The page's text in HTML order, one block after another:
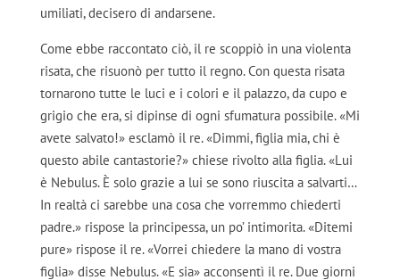
umiliati, decisero di andarsene.
Come ebbe raccontato ciò, il re scoppiò in una violenta
risata, che risuonò per tutto il regno. Con questa risata
tornarono tutte le luci e i colori e il palazzo, da cupo e
grigio che era, si dipinse di ogni sfumatura possibile. «Mi
avete salvato!» esclamò il re. «Dimmi, figlia mia, chi è
questo abile cantastorie?» chiese rivolto alla figlia. «Lui
è Nebulus. È solo grazie a lui se sono riuscita a salvarti…
In realtà ci sarebbe una cosa che vorremmo chiederti
padre.» rispose la principessa, un po’ intimorita. «Ditemi
pure» rispose il re. «Vorrei chiedere la mano di vostra
figlia» disse Nebulus. «E sia» acconsentì il re. Due giorni